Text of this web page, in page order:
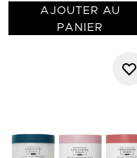
AJOUTER AU
PANIER